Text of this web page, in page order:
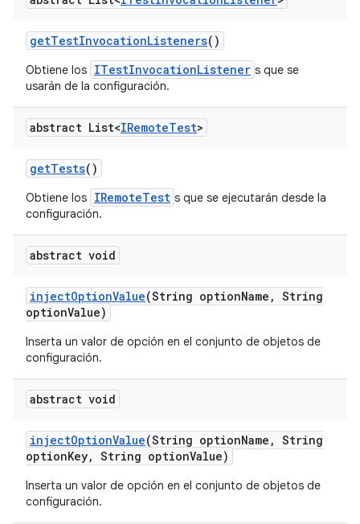
getTestInvocationListeners()
Obtiene los ITestInvocationListener s que se
usarán de la configuración.
abstract List<IRemoteTest>
getTests()
Obtiene los IRemoteTest s que se ejecutarán desde la
configuración.
abstract void
injectOptionValue(String optionName , String
optionValue)
Inserta un valor de opción en el conjunto de objetos de
configuración.
abstract void
injectOptionValue(String optionName , String
optionKey, String optionValue)
Inserta un valor de opción en el conjunto de objetos de
configuración.